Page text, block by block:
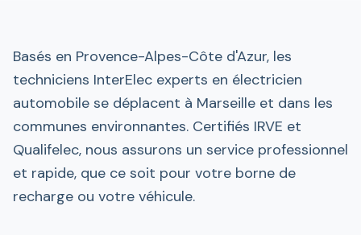
Basés en Provence-Alpes-Côte d'Azur, les
techniciens InterElec experts en électricien
automobile se déplacent à Marseille et dans les
communes environnantes. Certifiés IRVE et
Qualifelec, nous assurons un service professionnel
et rapide, que ce soit pour votre borne de
recharge ou votre véhicule.